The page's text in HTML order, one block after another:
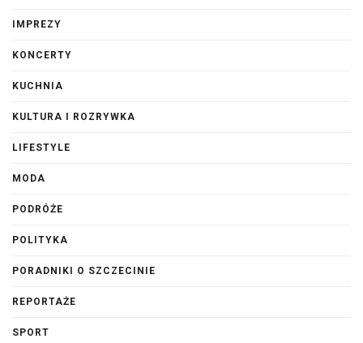
IMPREZY
KONCERTY
KUCHNIA
KULTURA I ROZRYWKA
LIFESTYLE
MODA
PODRÓŻE
POLITYKA
PORADNIKI O SZCZECINIE
REPORTAŻE
SPORT